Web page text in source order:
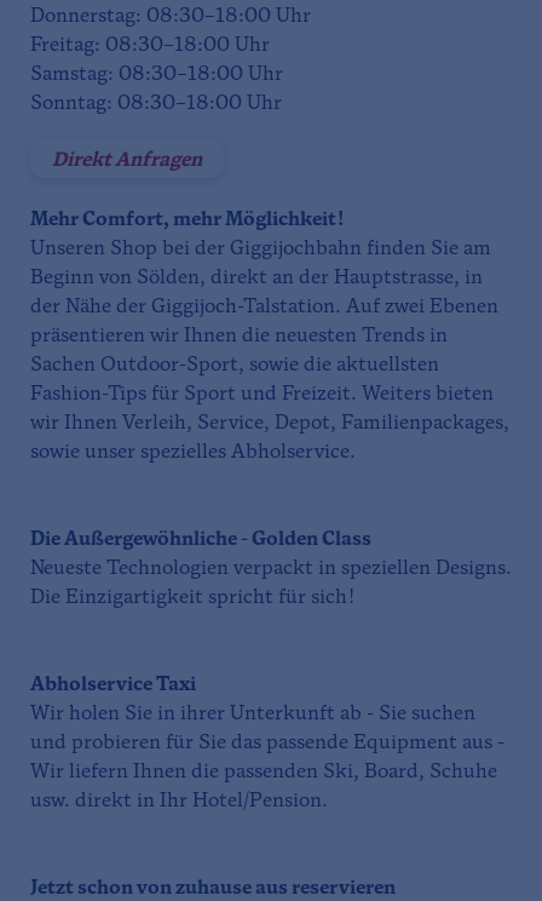
Donnerstag: 08:30–18:00 Uhr
Freitag: 08:30–18:00 Uhr
Samstag: 08:30–18:00 Uhr
Sonntag: 08:30–18:00 Uhr
Direkt Anfragen
Mehr Comfort, mehr Möglichkeit!
Unseren Shop bei der Giggijochbahn finden Sie am
Beginn von Sölden, direkt an der Hauptstrasse, in
der Nähe der Giggijoch-Talstation. Auf zwei Ebenen
präsentieren wir Ihnen die neuesten Trends in
Sachen Outdoor-Sport, sowie die aktuellsten
Fashion-Tips für Sport und Freizeit. Weiters bieten
wir Ihnen Verleih, Service, Depot, Familienpackages,
sowie unser spezielles Abholservice.
Die Außergewöhnliche - Golden Class
Neueste Technologien verpackt in speziellen Designs.
Die Einzigartigkeit spricht für sich!
Abholservice Taxi
Wir holen Sie in ihrer Unterkunft ab - Sie suchen
und probieren für Sie das passende Equipment aus -
Wir liefern Ihnen die passenden Ski, Board, Schuhe
usw. direkt in Ihr Hotel/Pension.
Jetzt schon von zuhause aus reservieren